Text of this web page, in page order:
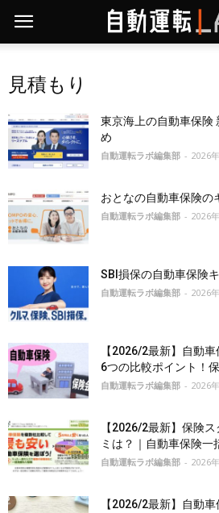
見積もり
東京海上の自動車保険
め
自動運転ラボ編集部 - 2026
おとなの自動車保険の
自動運転ラボ編集部 - 2026
SBI損保の自動車保険
自動運転ラボ編集部 - 2026
【2026/2最新】自動
6つの比較ポイント！
自動運転ラボ編集部 - 2026
【2026/2最新】保険
ミは？｜自動車保険一
自動運転ラボ編集部 - 2026
【2026/2最新】自動